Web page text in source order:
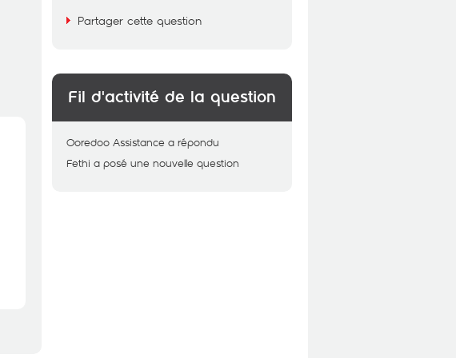
Partager cette question
Fil d'activité de la question
Ooredoo Assistance a répondu
Fethi a posé une nouvelle question